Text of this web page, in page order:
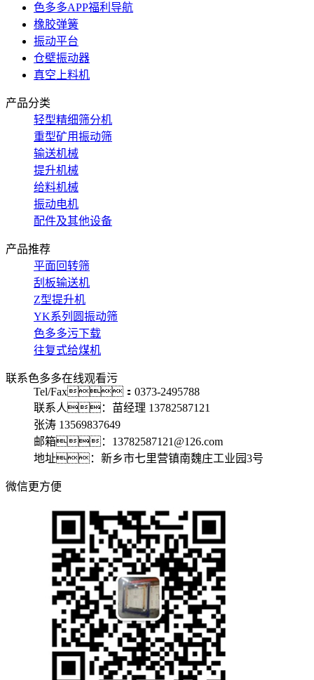
色多多APP福利导航
橡胶弹簧
振动平台
仓壁振动器
真空上料机
产品分类
轻型精细筛分机
重型矿用振动筛
输送机械
提升机械
给料机械
振动电机
配件及其他设备
产品推荐
平面回转筛
刮板输送机
Z型提升机
YK系列圆振动筛
色多多污下载
往复式给煤机
联系色多多在线观看污
Tel/Fax：0373-2495788
联系人：苗经理 13782587121
张涛 13569837649
邮箱：13782587121@126.com
地址：新乡市七里营镇南魏庄工业园3号
微信更方便